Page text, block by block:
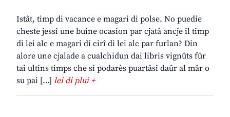
Istât, timp di vacance e magari di polse. No puedie
cheste jessi une buine ocasion par cjatâ ancje il timp
di lei alc e magari di cirî di lei alc par furlan? Din
alore une cjalade a cualchidun dai libris vignûts fûr
tai ultins timps che si podarès puartâsi daûr al mâr o
su pai […] lei di plui +